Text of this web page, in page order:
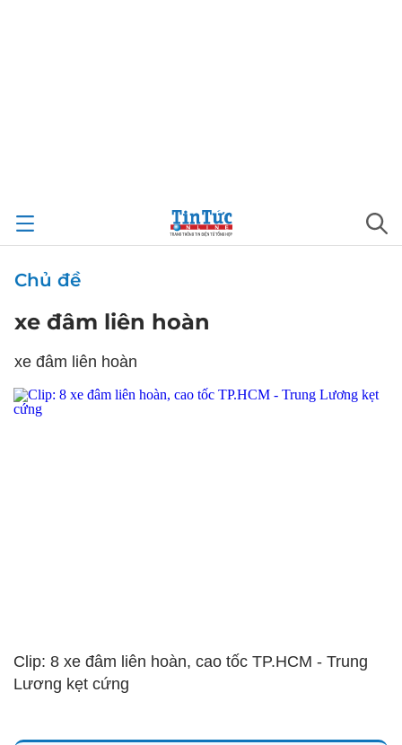
Chủ đề
xe đâm liên hoàn
xe đâm liên hoàn
Clip: 8 xe đâm liên hoàn, cao tốc TP.HCM - Trung
Lương kẹt cứng